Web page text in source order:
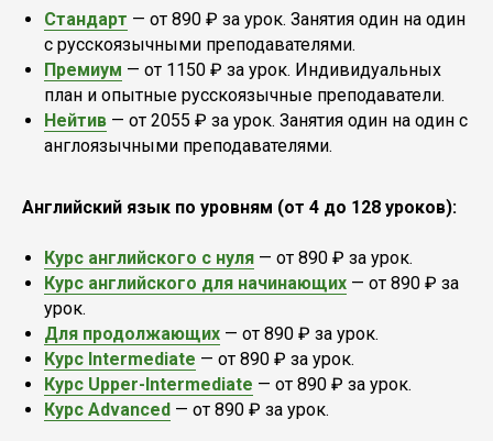
Стандарт — от 890 ₽ за урок. Занятия один на один
с русскоязычными преподавателями.
Премиум — от 1150 ₽ за урок. Индивидуальных
план и опытные русскоязычные преподаватели.
Нейтив — от 2055 ₽ за урок. Занятия один на один с
англоязычными преподавателями.
Английский язык по уровням (от 4 до 128 уроков):
Курс английского с нуля — от 890 ₽ за урок.
Курс английского для начинающих — от 890 ₽ за
урок.
Для продолжающих — от 890 ₽ за урок.
Курс Intermediate — от 890 ₽ за урок.
Курс Upper-Intermediate — от 890 ₽ за урок.
Курс Advanced — от 890 ₽ за урок.